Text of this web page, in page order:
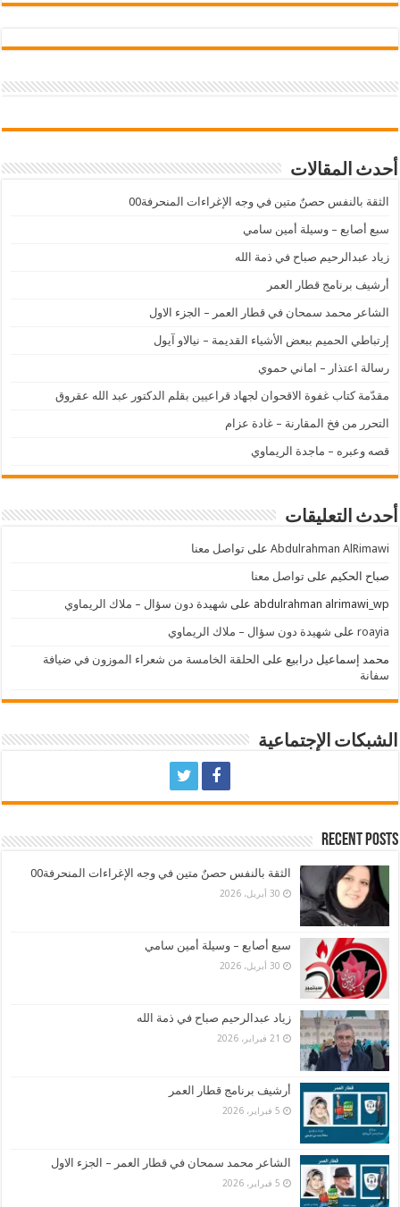
أحدث المقالات
الثقة بالنفس حصنٌ متين في وجه الإغراءات المنحرفة00
سبع أصابع – وسيلة أمين سامي
زياد عبدالرحيم صباح في ذمة الله
أرشيف برنامج قطار العمر
الشاعر محمد سمحان في قطار العمر – الجزء الاول
إرتباطي الحميم ببعض الأشياء القديمة – نيالاو آيول
رسالة اعتذار – اماني حموي
مقدّمة كتاب غفوة الاقحوان لجهاد قراعيين بقلم الدكتور عبد الله عقروق
التحرر من فخ المقارنة – غادة عزام
قصه وعبره – ماجدة الريماوي
أحدث التعليقات
Abdulrahman AlRimawi علىتواصل معنا
صباح الحكيم علىتواصل معنا
abdulrahman alrimawi_wp على شهيدة دون سؤال – ملاك الريماوي
roayia على شهيدة دون سؤال – ملاك الريماوي
محمد إسماعيل درابيع على الحلقة الخامسة من شعراء الموزون في ضيافة
سفانة
الشبكات الإجتماعية
Recent Posts
الثقة بالنفس حصنٌ متين في وجه الإغراءات المنحرفة00
30 أبريل، 2026
سبع أصابع – وسيلة أمين سامي
30 أبريل، 2026
زياد عبدالرحيم صباح في ذمة الله
21 فبراير، 2026
أرشيف برنامج قطار العمر
5 فبراير، 2026
الشاعر محمد سمحان في قطار العمر – الجزء الاول
5 فبراير، 2026